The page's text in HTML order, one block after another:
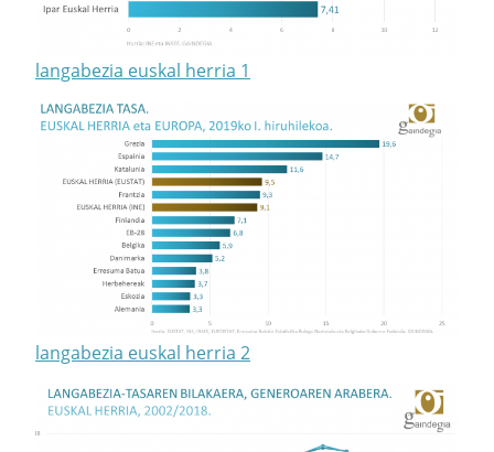
langabezia euskal herria 1
langabezia euskal herria 2